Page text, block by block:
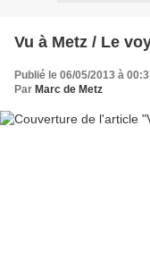
Vu à Metz / Le
Publié le 06/05/2013 à
Par Marc de Metz